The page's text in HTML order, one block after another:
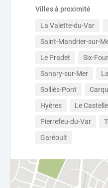
Villes à proximité
La Valette-du-Var
Saint-Mandrier-sur-
Le Pradet
Six-
Sanary-sur-Mer
Solliès-Pont
Hyères
Le
Pierrefeu-du-Var
Garéoult